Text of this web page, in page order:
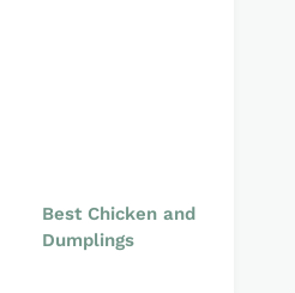
Best Chicken and
Dumplings